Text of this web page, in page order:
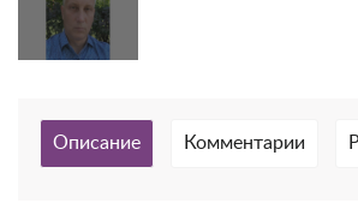
Описание Комментарии